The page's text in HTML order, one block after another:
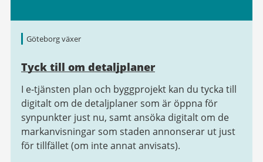
Göteborg växer
Tyck till om detaljplaner
I e-tjänsten plan och byggprojekt kan du tycka till
digitalt om de detaljplaner som är öppna för
synpunkter just nu, samt ansöka digitalt om de
markanvisningar som staden annonserar ut just
för tillfället (om inte annat anvisats).